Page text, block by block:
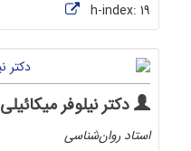
h-index: 19
دکتر نیلوفر میکائیلی
استاد روان‌شناسی